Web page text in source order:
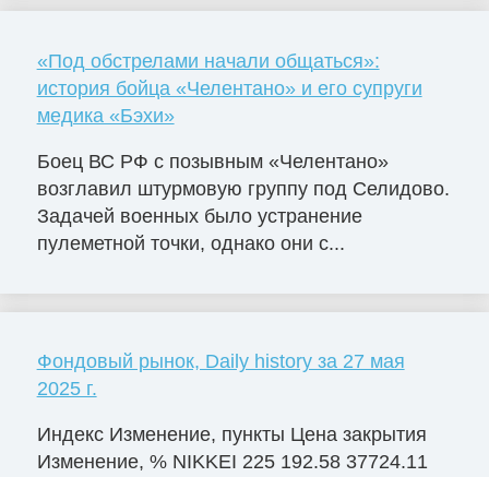
«Под обстрелами начали общаться»:
история бойца «Челентано» и его супруги
медика «Бэхи»
Боец ВС РФ с позывным «Челентано»
возглавил штурмовую группу под Селидово.
Задачей военных было устранение
пулеметной точки, однако они с...
Фондовый рынок, Daily history за 27 мая
2025 г.
Индекс Изменение, пункты Цена закрытия
Изменение, % NIKKEI 225 192.58 37724.11